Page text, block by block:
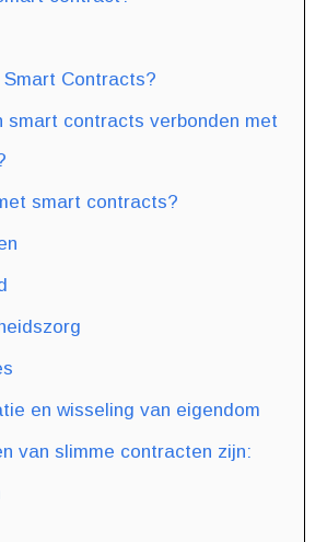
Smart Contracts?
smart contracts verbonden met
smart contracts?
en wisseling van eigendom
van slimme contracten zijn: